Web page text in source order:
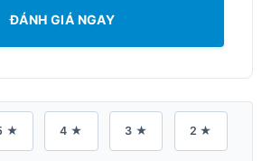
ĐÁNH GIÁ NGAY
★ 4 ★ 3 ★ 2 ★